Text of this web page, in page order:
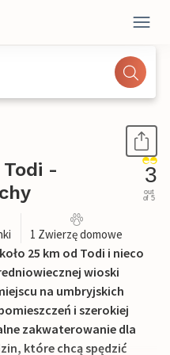
-
3
out
of 5
1 Zwierzę domowe
25 km od Todi i nieco
wioski
na umbryjskich
i szerokiej
zakwaterowanie dla
które chcą spędzić